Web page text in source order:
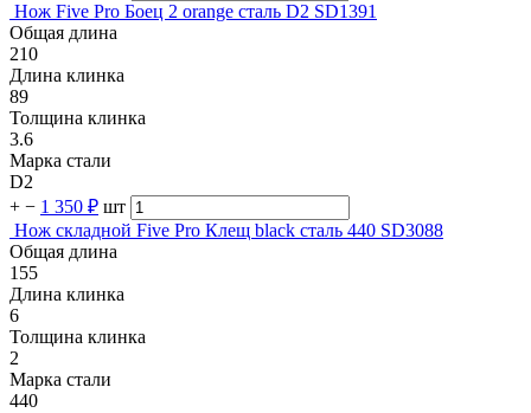
Нож Five Pro Боец 2 orange сталь D2 SD1391
Общая длина
210
Длина клинка
89
Толщина клинка
3.6
Марка стали
D2
+ − 1 350 ₽ шт
Нож складной Five Pro Клещ black сталь 440 SD3088
Общая длина
155
Длина клинка
6
Толщина клинка
2
Марка стали
440